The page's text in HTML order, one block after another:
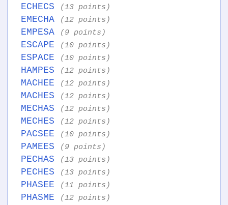
ECHECS (13 points)
EMECHA (12 points)
EMPESA (9 points)
ESCAPE (10 points)
ESPACE (10 points)
HAMPES (12 points)
MACHEE (12 points)
MACHES (12 points)
MECHAS (12 points)
MECHES (12 points)
PACSEE (10 points)
PAMEES (9 points)
PECHAS (13 points)
PECHES (13 points)
PHASEE (11 points)
PHASME (12 points)